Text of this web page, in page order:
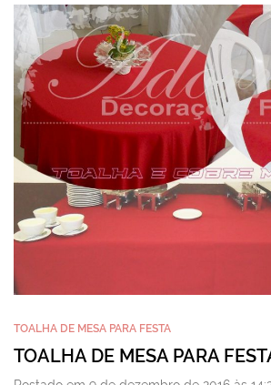
TOALHA DE MESA PARA FESTA
TOALHA DE MESA PARA